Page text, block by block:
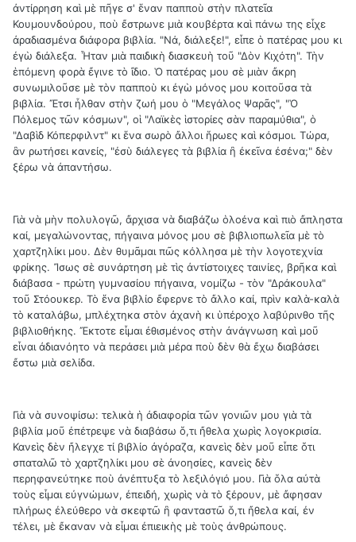
ἀντίρρηση καὶ μὲ πῆγε σ' ἕναν παπποὺ στὴν πλατεῖα
Κουμουνδούρου, ποὺ ἔστρωνε μιὰ κουβέρτα καὶ πάνω της εἶχε
ἀραδιασμένα διάφορα βιβλία. "Νά, διάλεξε!", εἶπε ὁ πατέρας μου κι
ἐγὼ διάλεξα. Ἦταν μιὰ παιδικὴ διασκευὴ τοῦ "Δὸν Κιχότη". Τὴν
ἑπόμενη φορὰ ἔγινε τὸ ἴδιο. Ὁ πατέρας μου σὲ μιὰν ἄκρη
συνωμιλοῦσε μὲ τὸν παπποὺ κι ἐγὼ μόνος μου κοιτοῦσα τὰ
βιβλία. Ἔτσι ἦλθαν στὴν ζωή μου ὁ "Μεγάλος Ψαρᾶς", "Ὁ
Πόλεμος τῶν κόσμων", οἱ "Λαϊκὲς ἱστορίες σὰν παραμύθια", ὁ
"Δαβὶδ Κόπερφιλντ" κι ἕνα σωρὸ ἄλλοι ἥρωες καὶ κόσμοι. Τώρα,
ἂν ρωτήσει κανείς, "ἐσὺ διάλεγες τὰ βιβλία ἢ ἐκεῖνα ἐσένα;" δὲν
ξέρω νὰ ἀπαντήσω.
Γιὰ νὰ μὴν πολυλογῶ, ἄρχισα νὰ διαβάζω ὁλοένα καὶ πιὸ ἄπληστα
καί, μεγαλώνοντας, πήγαινα μόνος μου σὲ βιβλιοπωλεῖα μὲ τὸ
χαρτζηλίκι μου. Δὲν θυμᾶμαι πῶς κόλλησα μὲ τὴν λογοτεχνία
φρίκης. Ἴσως σὲ συνάρτηση μὲ τὶς ἀντίστοιχες ταινίες, βρῆκα καὶ
διάβασα - πρώτη γυμνασίου πήγαινα, νομίζω - τὸν "Δράκουλα"
τοῦ Στόουκερ. Τὸ ἕνα βιβλίο ἔφερνε τὸ ἄλλο καί, πρὶν καλὰ-καλὰ
τὸ καταλάβω, μπλέχτηκα στὸν ἀχανὴ κι ὑπέροχο λαβύρινθο τῆς
βιβλιοθήκης. Ἔκτοτε εἶμαι ἐθισμένος στὴν ἀνάγνωση καὶ μοῦ
εἶναι ἀδιανόητο νὰ περάσει μιὰ μέρα ποὺ δὲν θὰ ἔχω διαβάσει
ἔστω μιὰ σελίδα.
Γιὰ νὰ συνοψίσω: τελικὰ ἡ ἀδιαφορία τῶν γονιῶν μου γιὰ τὰ
βιβλία μοῦ ἐπέτρεψε νὰ διαβάσω ὅ,τι ἤθελα χωρὶς λογοκρισία.
Κανεὶς δὲν ἤλεγχε τί βιβλίο ἀγόραζα, κανεὶς δὲν μοῦ εἶπε ὅτι
σπαταλῶ τὸ χαρτζηλίκι μου σὲ ἀνοησίες, κανεὶς δὲν
περηφανεύτηκε ποὺ ἀνέπτυξα τὸ λεξιλόγιό μου. Γιὰ ὅλα αὐτὰ
τοὺς εἶμαι εὐγνώμων, ἐπειδή, χωρὶς νὰ τὸ ξέρουν, μὲ ἄφησαν
πλήρως ἐλεύθερο νὰ σκεφτῶ ἢ φανταστῶ ὅ,τι ἤθελα καί, ἐν
τέλει, μὲ ἔκαναν νὰ εἶμαι ἐπιεικὴς μὲ τοὺς ἀνθρώπους.